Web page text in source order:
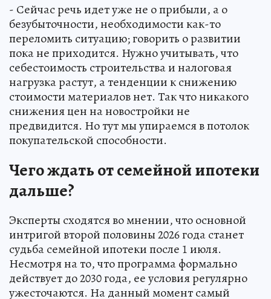
- Сейчас речь идет уже не о прибыли, а о
безубыточности, необходимости как-то
переломить ситуацию; говорить о развитии
пока не приходится. Нужно учитывать, что
себестоимость строительства и налоговая
нагрузка растут, а тенденции к снижению
стоимости материалов нет. Так что никакого
снижения цен на новостройки не
предвидится. Но тут мы упираемся в потолок
покупательской способности.
Чего ждать от семейной ипотеки
дальше?
Эксперты сходятся во мнении, что основной
интригой второй половины 2026 года станет
судьба семейной ипотеки после 1 июля.
Несмотря на то, что программа формально
действует до 2030 года, ее условия регулярно
ужесточаются. На данный момент самый